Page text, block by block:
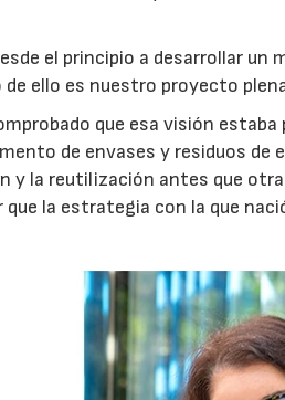
el principio a desarrollar un
ello es nuestro proyecto
que esa visión
de envases y residuos
y la reutilización antes que
la estrategia con la que